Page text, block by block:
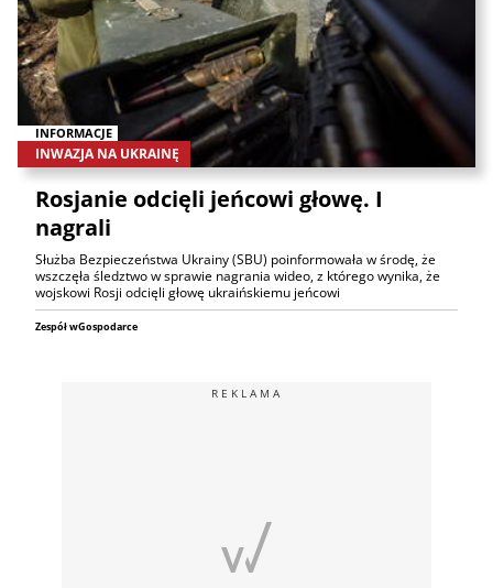
INFORMACJE
INWAZJA NA UKRAINĘ
Rosjanie odcięli jeńcowi głowę. I
nagrali
Służba Bezpieczeństwa Ukrainy (SBU) poinformowała w środę, że
wszczęła śledztwo w sprawie nagrania wideo, z którego wynika, że
wojskowi Rosji odcięli głowę ukraińskiemu jeńcowi
Zespół wGospodarce
REKLAMA